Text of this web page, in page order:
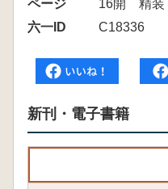
ページ
16開 精装
六一ID
C18336
新刊・電子書籍